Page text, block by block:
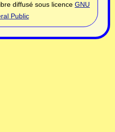
diffusé sous licence GNU
Public